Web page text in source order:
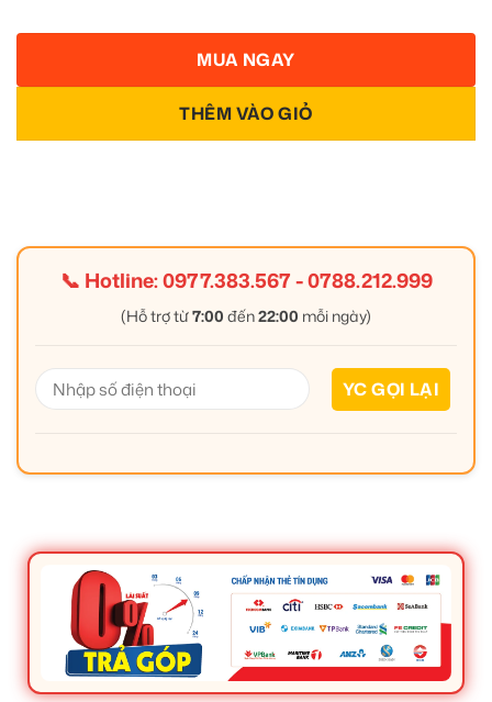
THÊM VÀO GIỎ
MUA NGAY
📞 Hotline:0977.383.567-0788.212.999
(Hỗ trợ từ7:00 đến22:00 mỗi ngày)